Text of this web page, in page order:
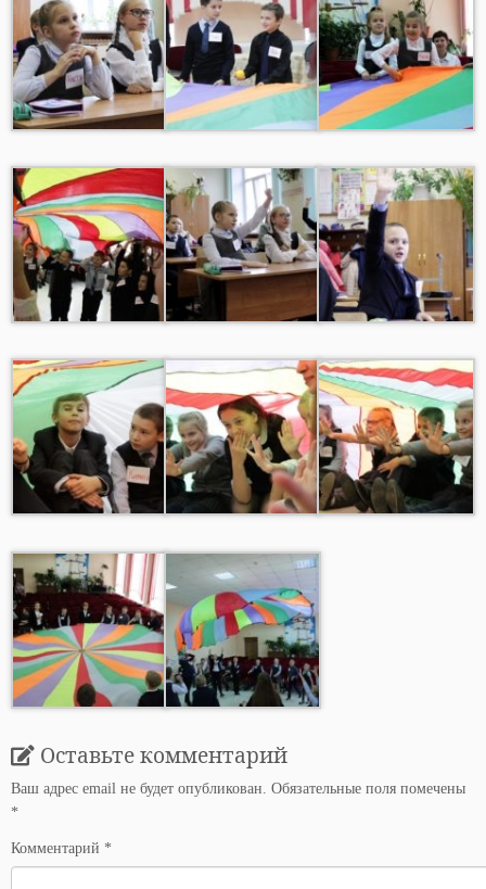
Оставьте комментарий
Ваш адрес email не будет опубликован. Обязательные поля помечены
*
Комментарий *